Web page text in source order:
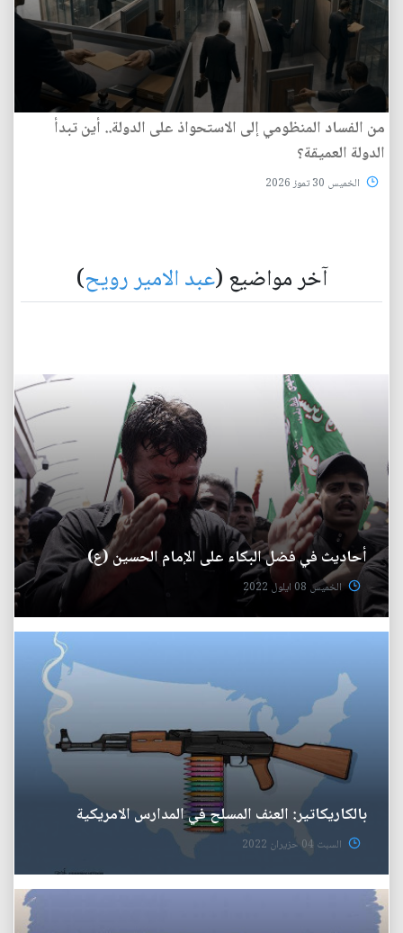
من الفساد المنظومي إلى الاستحواذ على الدولة.. أين تبدأ
الدولة العميقة؟
الخميس 30 تموز 2026
آخر مواضيع (عبد الامير رويح)
أحاديث في فضل البكاء على الإمام الحسين (ع)
الخميس 08 ايلول 2022
بالكاريكاتير: العنف المسلح في المدارس الامريكية
السبت 04 حزيران 2022